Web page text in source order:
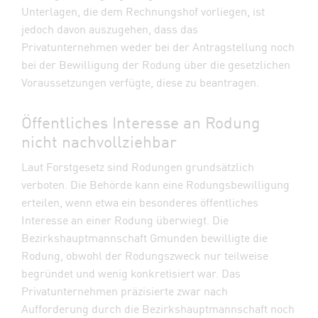
Unterlagen, die dem Rechnungshof vorliegen, ist
jedoch davon auszugehen, dass das
Privatunternehmen weder bei der Antragstellung noch
bei der Bewilligung der Rodung über die gesetzlichen
Voraussetzungen verfügte, diese zu beantragen.
Öffentliches Interesse an Rodung
nicht nachvollziehbar
Laut Forstgesetz sind Rodungen grundsätzlich
verboten. Die Behörde kann eine Rodungsbewilligung
erteilen, wenn etwa ein besonderes öffentliches
Interesse an einer Rodung überwiegt. Die
Bezirkshauptmannschaft Gmunden bewilligte die
Rodung, obwohl der Rodungszweck nur teilweise
begründet und wenig konkretisiert war. Das
Privatunternehmen präzisierte zwar nach
Aufforderung durch die Bezirkshauptmannschaft noch